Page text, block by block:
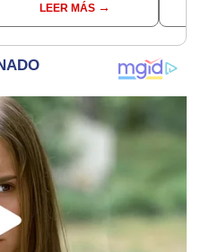
sujeto que conoció en
Roblox: PNP busca al
LEER MÁS